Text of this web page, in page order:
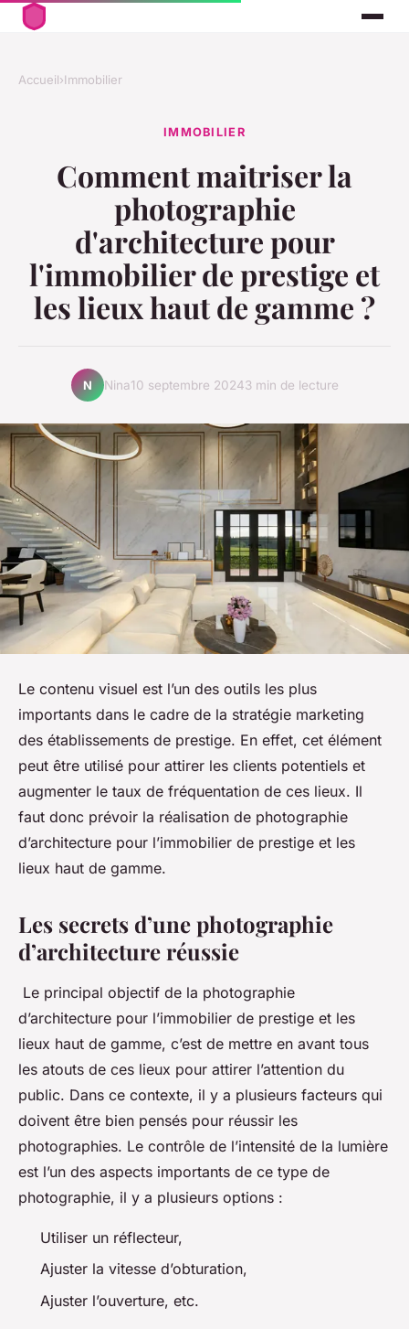
Accueil›Immobilier
IMMOBILIER
Comment maitriser la
photographie
d'architecture pour
l'immobilier de prestige et
les lieux haut de gamme ?
N Nina10 septembre 20243 min de lecture
Le contenu visuel est l’un des outils les plus
importants dans le cadre de la stratégie marketing
des établissements de prestige. En effet, cet élément
peut être utilisé pour attirer les clients potentiels et
augmenter le taux de fréquentation de ces lieux. Il
faut donc prévoir la réalisation de photographie
d’architecture pour l’immobilier de prestige et les
lieux haut de gamme.
Les secrets d’une photographie
d’architecture réussie
Le principal objectif de la photographie
d’architecture pour l’immobilier de prestige et les
lieux haut de gamme, c’est de mettre en avant tous
les atouts de ces lieux pour attirer l’attention du
public. Dans ce contexte, il y a plusieurs facteurs qui
doivent être bien pensés pour réussir les
photographies. Le contrôle de l’intensité de la lumière
est l’un des aspects importants de ce type de
photographie, il y a plusieurs options :
Utiliser un réflecteur,
Ajuster la vitesse d’obturation,
Ajuster l’ouverture, etc.